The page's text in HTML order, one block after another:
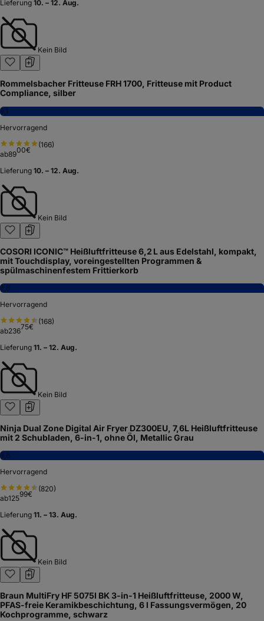
Lieferung 10. – 12. Aug.
Kein Bild
Rommelsbacher Fritteuse FRH 1700, Fritteuse mit Product
Compliance, silber
8,1
Hervorragend
(166)
ab8900€
Lieferung 10. – 12. Aug.
Kein Bild
COSORI ICONIC™ Heißluftfritteuse 6,2 L aus Edelstahl, kompakt,
mit Touchdisplay, voreingestellten Programmen &
spülmaschinenfestem Frittierkorb
8,8
Hervorragend
(168)
ab23675€
Lieferung 11. – 12. Aug.
Kein Bild
Ninja Dual Zone Digital Air Fryer DZ300EU, 7,6L Heißluftfritteuse
mit 2 Schubladen, 6-in-1, ohne Öl, Metallic Grau
8,8
Hervorragend
(820)
ab12599€
Lieferung 11. – 13. Aug.
Kein Bild
Braun MultiFry HF 5075I BK 3-in-1 Heißluftfritteuse, 2000 W,
PFAS-freie Keramikbeschichtung, 6 l Fassungsvermögen, 20
Kochprogramme, schwarz